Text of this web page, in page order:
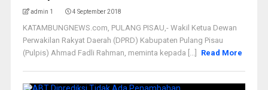
admin 1 4 September 2018
KATAMBUNGNEWS.com, PULANG PISAU,- Wakil Ketua Dewan
Perwakilan Rakyat Daerah (DPRD) Kabupaten Pulang Pisau
(Pulpis) Ahmad Fadli Rahman, meminta kepada [...]
Read More